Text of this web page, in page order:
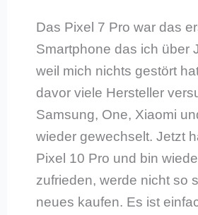
Das Pixel 7 Pro war das
Smartphone das ich über
weil mich nichts gestört
davor viele Hersteller
Samsung, One, Xiaomi
wieder gewechselt. Jetzt
Pixel 10 Pro und bin
zufrieden, werde nicht so
neues kaufen. Es ist